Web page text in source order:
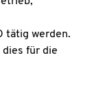
tätig werden.
für die